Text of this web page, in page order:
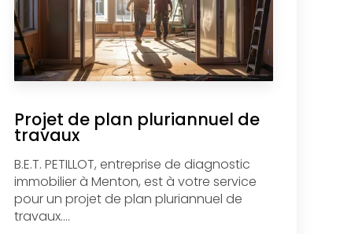
Projet de plan pluriannuel de
travaux
B.E.T. PETILLOT, entreprise de diagnostic
immobilier à Menton, est à votre service
pour un projet de plan pluriannuel de
travaux....